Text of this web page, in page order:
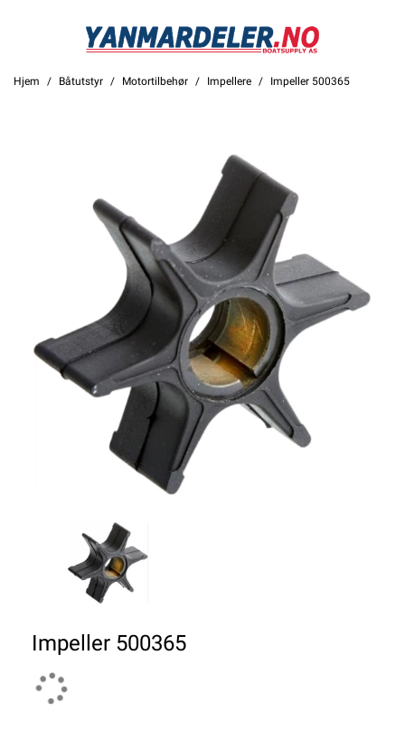
Hjem Båtutstyr Motortilbehør Impellere Impeller 500365
Impeller 500365